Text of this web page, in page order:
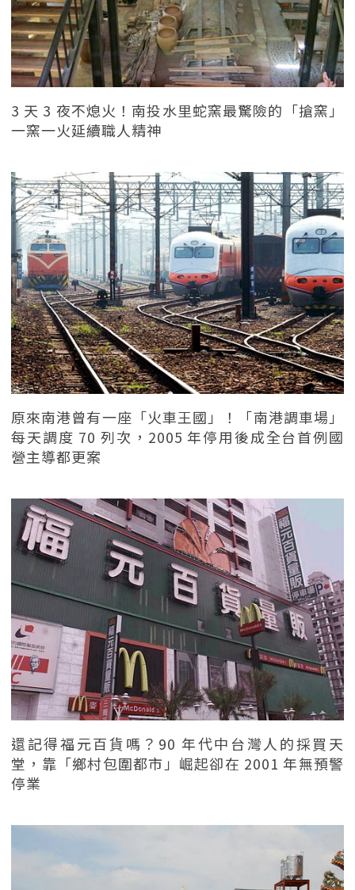
3 天 3 夜不熄火！南投水里蛇窯最驚險的「搶窯」
一窯一火延續職人精神
原來南港曾有一座「火車王國」！「南港調車場」
每天調度 70 列次，2005 年停用後成全台首例國
營主導都更案
還記得福元百貨嗎？90 年代中台灣人的採買天
堂，靠「鄉村包圍都市」崛起卻在 2001 年無預警
停業